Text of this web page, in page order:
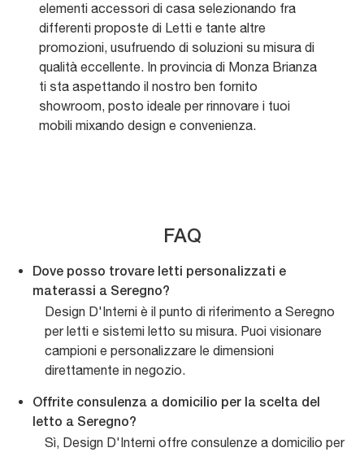
elementi accessori di casa selezionando fra
differenti proposte di Letti e tante altre
promozioni, usufruendo di soluzioni su misura di
qualità eccellente. In provincia di Monza Brianza
ti sta aspettando il nostro ben fornito
showroom, posto ideale per rinnovare i tuoi
mobili mixando design e convenienza.
FAQ
Dove posso trovare letti personalizzati e
materassi a Seregno?
Design D'Interni è il punto di riferimento a Seregno
per letti e sistemi letto su misura. Puoi visionare
campioni e personalizzare le dimensioni
direttamente in negozio.
Offrite consulenza a domicilio per la scelta del
letto a Seregno?
Sì, Design D'Interni offre consulenze a domicilio per